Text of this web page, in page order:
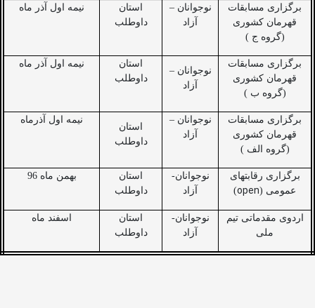
برگزاری مسابقات
قهرمان کشوری
(گروه ج )
نوجوانان –
آزاد
استان
داوطلب
نیمه اول آذر ماه
برگزاری مسابقات
قهرمان کشوری
(گروه ب )
نوجوانان –
آزاد
استان
داوطلب
نیمه اول آذر ماه
برگزاری مسابقات
قهرمان کشوری
(گروه الف )
نوجوانان –
آزاد
استان
داوطلب
نیمه اول آذرماه
برگزاری رقابتهای
عمومی (open
)
نوجوانان-
آزاد
استان
داوطلب
بهمن ماه 96
اردوی مقدماتی تیم
ملی
نوجوانان-
آزاد
استان
داوطلب
اسفند ماه